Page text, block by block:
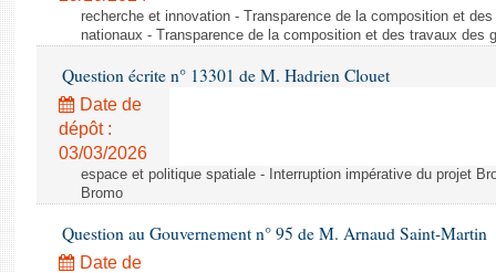
recherche et innovation - Transparence de la composition et
nationaux - Transparence de la composition et des travaux des
Question écrite n° 13301 de M. Hadrien Clouet
Date de
dépôt :
03/03/2026
espace et politique spatiale - Interruption impérative du projet
Bromo
Question au Gouvernement n° 95 de M. Arnaud Saint-Martin
Date de